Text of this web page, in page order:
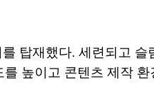
탑재했다. 세련되고 슬
높이고 콘텐츠 제작 환